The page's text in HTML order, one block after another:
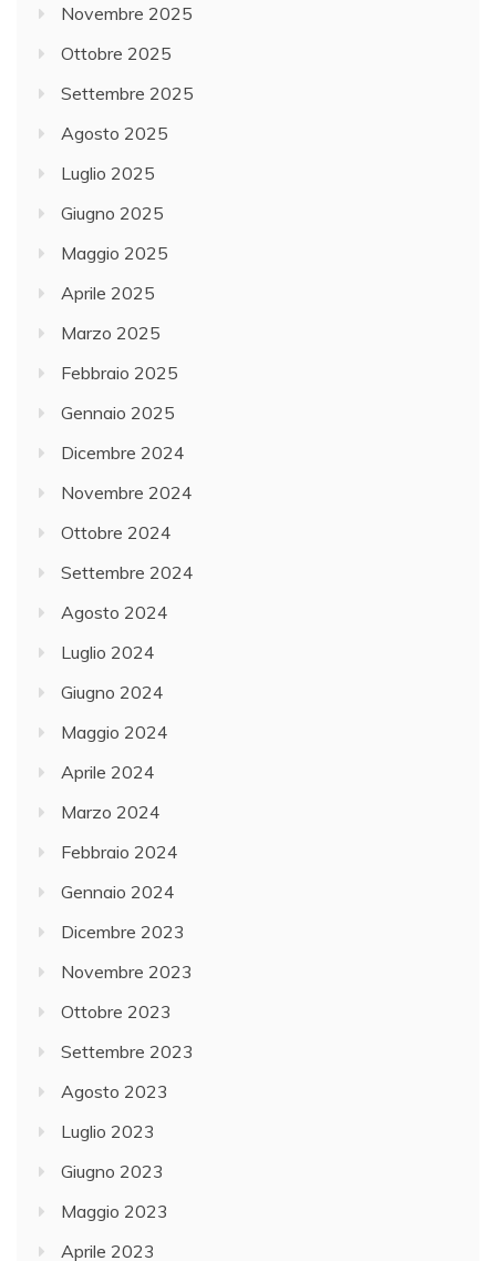
Novembre 2025
Ottobre 2025
Settembre 2025
Agosto 2025
Luglio 2025
Giugno 2025
Maggio 2025
Aprile 2025
Marzo 2025
Febbraio 2025
Gennaio 2025
Dicembre 2024
Novembre 2024
Ottobre 2024
Settembre 2024
Agosto 2024
Luglio 2024
Giugno 2024
Maggio 2024
Aprile 2024
Marzo 2024
Febbraio 2024
Gennaio 2024
Dicembre 2023
Novembre 2023
Ottobre 2023
Settembre 2023
Agosto 2023
Luglio 2023
Giugno 2023
Maggio 2023
Aprile 2023